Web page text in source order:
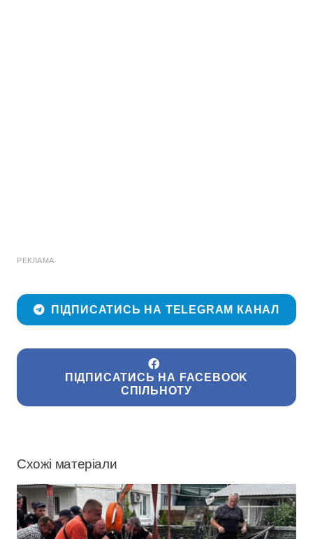
РЕКЛАМА
ПІДПИСАТИСЬ НА TELEGRAM КАНАЛ
ПІДПИСАТИСЬ НА FACEBOOK
СПІЛЬНОТУ
Схожі матеріали